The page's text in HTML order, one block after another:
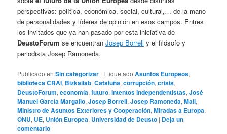
perspectivas: política, económica, social, cultural,… de la mano
de personalidades y líderes de opinión en esos campos. Entres
los invitados que ya han pasado por esta iniciativa de
DeustoForum se encuentranJosep Borrell y el filósofo y
periodista Josep Ramoneda.
Publicado en Sin categorizar | Etiquetado Asuntos Europeos,
biblioteca CRAI, Bizkailab,Cataluña,corrupción,crisis,
DeustoForum,economía,futuro,intentos independentistas,José
Manuel García Margallo,Josep Borrell,Josep Ramoneda,Mali,
Ministro de Asuntos Exteriores y Cooperación,Miradas a Europa,
ONU, UE, Unión Europea, Universidad de Deusto | Deja un
comentario